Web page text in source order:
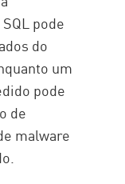
pode
do
um
pode
de
malware